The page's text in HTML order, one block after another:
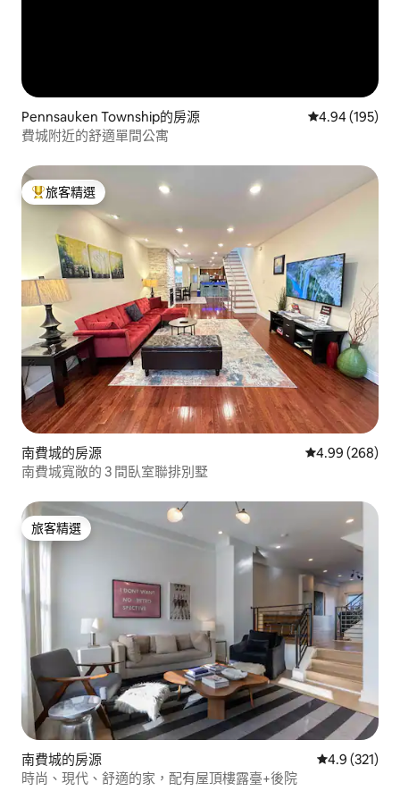
Pennsauken Township的房源 從 195 則評價
4.94 (195)
費城附近的舒適單間公寓
旅客精選榜首
旅客精選
南費城的房源 從 268 則評價
4.99 (268)
南費城寬敞的 3 間臥室聯排別墅
旅客精選
旅客精選
南費城的房源 從 321 則評
4.9 (321)
時尚、現代、舒適的家，配有屋頂樓露臺+後院